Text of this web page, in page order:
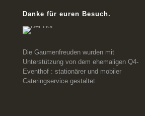
Danke für euren Besuch.
Die Gaumenfreuden wurden mit
Unterstützung von dem ehemaligen Q4-
Eventhof : stationärer und mobiler
Cateringservice gestaltet.